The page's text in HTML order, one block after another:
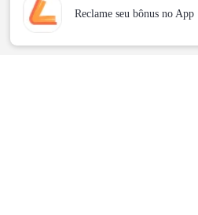
Reclame seu bônus no App